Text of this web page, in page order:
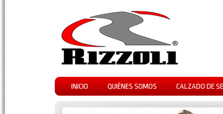
INICIO QUIÉNES SOMOS CALZADO DE